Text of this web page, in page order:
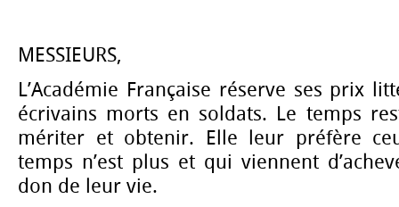
MESSIEURS,
L’Académie Française réserve ses prix
écrivains morts en soldats. Le temps
mériter et obtenir. Elle leur préfère
temps n’est plus et qui viennent
don de leur vie.